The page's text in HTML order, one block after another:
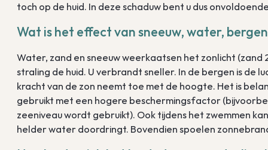
toch op de huid. In deze schaduw bent u dus
Wat is het effect van sneeuw, water,
Water, zand en sneeuw weerkaatsen het zonlicht (zand
straling de huid. U verbrandt sneller. In de bergen is de
kracht van de zon neemt toe met de hoogte. Het is
gebruikt met een hogere beschermingsfactor
zeeniveau wordt gebruikt). Ook tijdens het zwemmen
helder water doordringt. Bovendien spoelen